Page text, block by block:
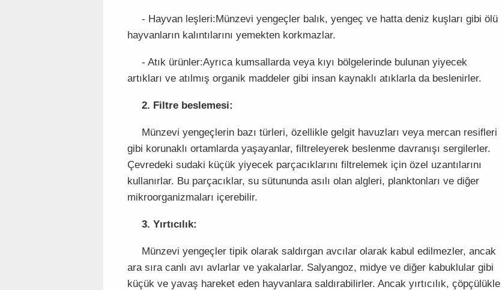
- Hayvan leşleri:Münzevi yengeçler balık, yengeç ve hatta deniz kuşları gibi ölü
hayvanların kalıntılarını yemekten korkmazlar.
- Atık ürünler:Ayrıca kumsallarda veya kıyı bölgelerinde bulunan yiyecek
artıkları ve atılmış organik maddeler gibi insan kaynaklı atıklarla da beslenirler.
2. Filtre beslemesi:
Münzevi yengeçlerin bazı türleri, özellikle gelgit havuzları veya mercan resifleri
gibi korunaklı ortamlarda yaşayanlar, filtreleyerek beslenme davranışı sergilerler.
Çevredeki sudaki küçük yiyecek parçacıklarını filtrelemek için özel uzantılarını
kullanırlar. Bu parçacıklar, su sütununda asılı olan algleri, planktonları ve diğer
mikroorganizmaları içerebilir.
3. Yırtıcılık:
Münzevi yengeçler tipik olarak saldırgan avcılar olarak kabul edilmezler, ancak
ara sıra canlı avı avlarlar ve yakalarlar. Salyangoz, midye ve diğer kabuklular gibi
küçük ve yavaş hareket eden hayvanlara saldırabilirler. Ancak yırtıcılık, çöpçülükle